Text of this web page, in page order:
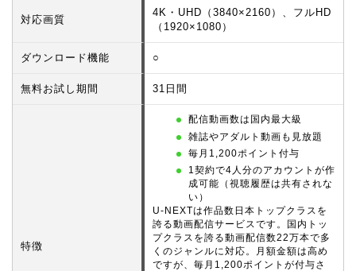
対応画質
4K・UHD（3840×2160）、フルHD
（1920×1080）
ダウンロード機能 ○
無料お試し期間 31日間
特徴
配信動画数は国内最大級
雑誌やアダルト動画も見放題
毎月1,200ポイント付与
1契約で4人分のアカウントが作
成可能（視聴履歴は共有されな
い）
U-NEXTは作品数日本トップクラスを
誇る動画配信サービスです。国内トッ
プクラスを誇る動画配信数22万本で多
くのジャンルに対応。月額金額は高め
ですが、毎月1,200ポイントが付与さ